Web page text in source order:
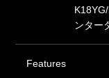
ンター
Features